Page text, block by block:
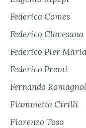
Federica Comes
Federico Clavesana
Federico Pier
Federico Premi
Fernando
Fiammetta Cirilli
Fiorenzo Toso